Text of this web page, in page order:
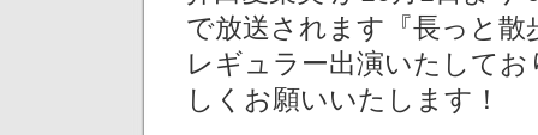
で放送されます『長っと
レギュラー出演いたして
しくお願いいたします！